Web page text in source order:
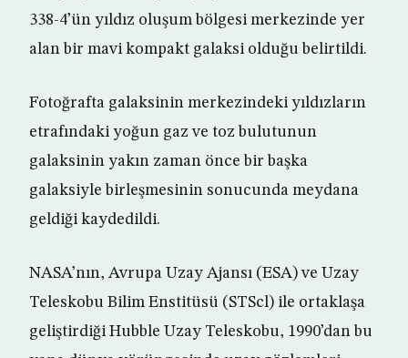
338-4’ün yıldız oluşum bölgesi merkezinde yer
alan bir mavi kompakt galaksi olduğu belirtildi.
Fotoğrafta galaksinin merkezindeki yıldızların
etrafındaki yoğun gaz ve toz bulutunun
galaksinin yakın zaman önce bir başka
galaksiyle birleşmesinin sonucunda meydana
geldiği kaydedildi.
NASA’nın, Avrupa Uzay Ajansı (ESA) ve Uzay
Teleskobu Bilim Enstitüsü (STScl) ile ortaklaşa
geliştirdiği Hubble Uzay Teleskobu, 1990’dan bu